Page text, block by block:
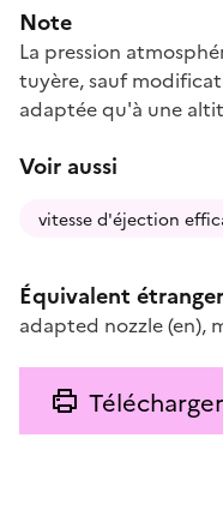
Note
La pression
tuyère, sauf
adaptée qu'à une
Voir aussi
vitesse d'éjection
Équivalent étranger
adapted nozzle(en),